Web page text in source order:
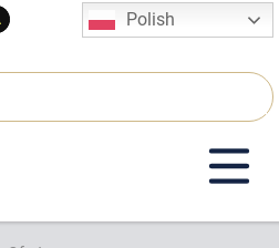
Polish